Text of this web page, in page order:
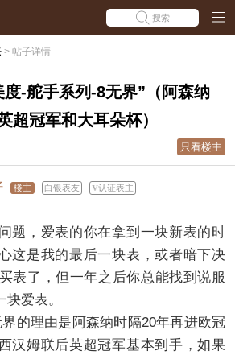
搜索
> 帖子详情
-舵手系列-8无界”（阿森纳
超冠军和大耳朵杯）
只看楼主
楼主 白银表友 认证表主
题，爱表的你在拿到一块新表的时
这是我的最后一块表，或者暗下决
表了，但一年之后你总能找到说服
爱表。
的理由是阿森纳时隔20年再进欧冠
汉姆联后英超冠军基本到手，如果